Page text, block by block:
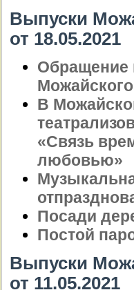
Выпуски
от 18.05.2021
Обращение
В
«Связь
любовью»
Посади
Постой
Выпуски
от 11.05.2021